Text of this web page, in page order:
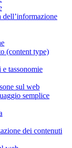
dell’informazione
(content type)
tassonomie
sul web
semplice
dei contenuti